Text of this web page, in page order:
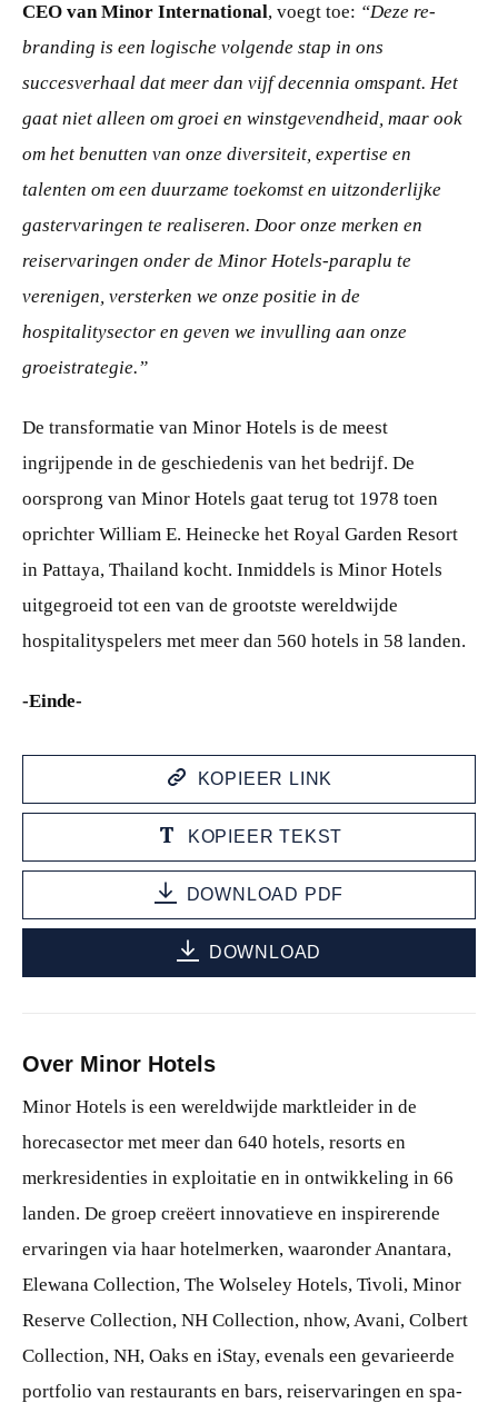
CEO van Minor International, voegt toe: “Deze re-
branding is een logische volgende stap in ons
succesverhaal dat meer dan vijf decennia omspant. Het
gaat niet alleen om groei en winstgevendheid, maar ook
om het benutten van onze diversiteit, expertise en
talenten om een duurzame toekomst en uitzonderlijke
gastervaringen te realiseren. Door onze merken en
reiservaringen onder de Minor Hotels-paraplu te
verenigen, versterken we onze positie in de
hospitalitysector en geven we invulling aan onze
groeistrategie.”
De transformatie van Minor Hotels is de meest
ingrijpende in de geschiedenis van het bedrijf. De
oorsprong van Minor Hotels gaat terug tot 1978 toen
oprichter William E. Heinecke het Royal Garden Resort
in Pattaya, Thailand kocht. Inmiddels is Minor Hotels
uitgegroeid tot een van de grootste wereldwijde
hospitalityspelers met meer dan 560 hotels in 58 landen.
-Einde-
KOPIEER LINK
KOPIEER TEKST
DOWNLOAD PDF
DOWNLOAD
Over Minor Hotels
Minor Hotels is een wereldwijde marktleider in de
horecasector met meer dan 640 hotels, resorts en
merkresidenties in exploitatie en in ontwikkeling in 66
landen. De groep creëert innovatieve en inspirerende
ervaringen via haar hotelmerken, waaronder Anantara,
Elewana Collection, The Wolseley Hotels, Tivoli, Minor
Reserve Collection, NH Collection, nhow, Avani, Colbert
Collection, NH, Oaks en iStay, evenals een gevarieerde
portfolio van restaurants en bars, reiservaringen en spa-